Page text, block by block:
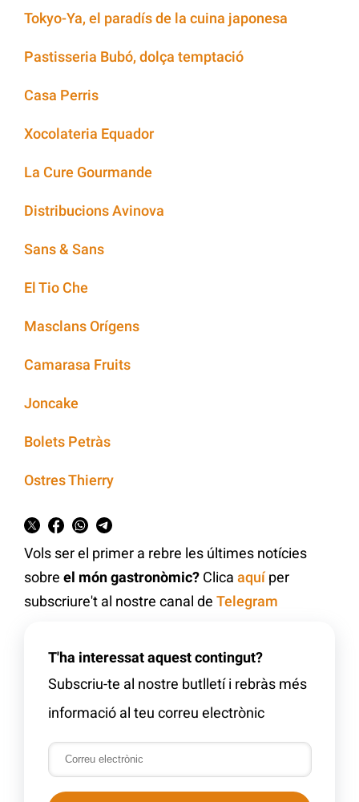
Tokyo-Ya, el paradís de la cuina japonesa
Pastisseria Bubó, dolça temptació
Casa Perris
Xocolateria Equador
La Cure Gourmande
Distribucions Avinova
Sans & Sans
El Tio Che
Masclans Orígens
Camarasa Fruits
Joncake
Bolets Petràs
Ostres Thierry
Vols ser el primer a rebre les últimes notícies
sobre el món gastronòmic? Clica aquíper
subscriure't al nostre canal de Telegram
T'ha interessat aquest contingut?
Subscriu-te al nostre butlletí i rebràs més
informació al teu correu electrònic